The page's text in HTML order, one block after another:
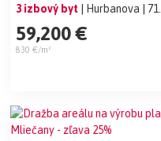
3 izbový byt
| Hurbanova |
59,200 €
830 €/m²